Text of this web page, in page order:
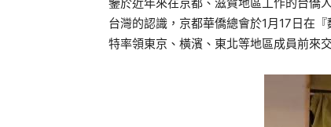
台灣的認識，京都華僑總會於1月17日在
特率領東京、橫濱、東北等地區成員前來